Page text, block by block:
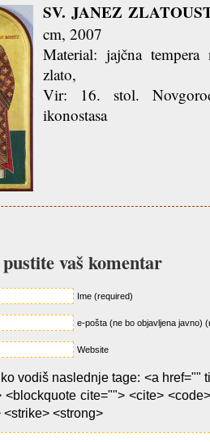
SV. JANEZ
cm, 2007
Material: jajčna
zlato,
Vir: 16. stol.
ikonostasa
vaš komentar
Ime (required)
e-pošta (ne bo objavljena javno)
Website
vodiš naslednje tage: <a href=""
<blockquote cite=""> <cite>
<strike> <strong>